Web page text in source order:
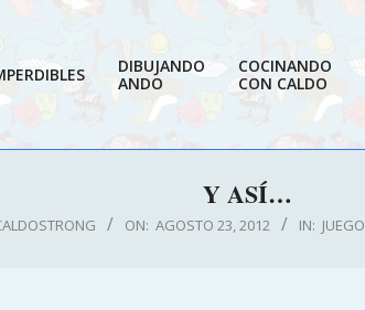
DIBUJANDO
ANDO
COCINANDO
CON CALDO
Y ASÍ…
ON: AGOSTO 23, 2012 IN: JUEGO